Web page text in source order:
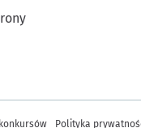
Polityka